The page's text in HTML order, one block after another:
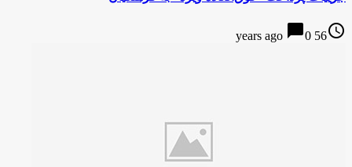
access_time
56 years ago
chat_bubble0